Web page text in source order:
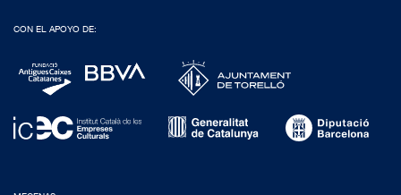
CON EL APOYO DE: